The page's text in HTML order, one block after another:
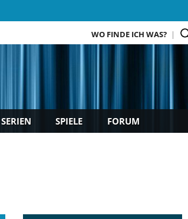
WO FINDE ICH WAS?
SERIEN SPIELE FORUM